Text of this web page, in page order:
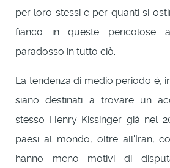
per loro stessi e per quanti si
fianco in queste pericolose
paradosso in tutto ciò.
La tendenza di medio periodo è,
siano destinati a trovare un
stesso Henry Kissinger già nel
paesi al mondo, oltre all'Iran,
hanno meno motivi di